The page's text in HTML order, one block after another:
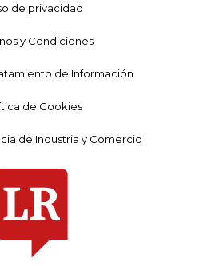
de privacidad
y Condiciones
de Información
de Cookies
de Industria y Comercio